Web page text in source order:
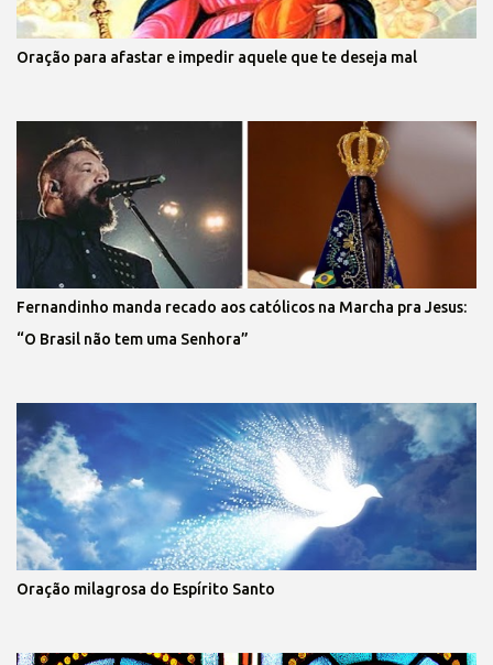
Oração para afastar e impedir aquele que te deseja mal
Fernandinho manda recado aos católicos na Marcha pra Jesus:
“O Brasil não tem uma Senhora”
Oração milagrosa do Espírito Santo